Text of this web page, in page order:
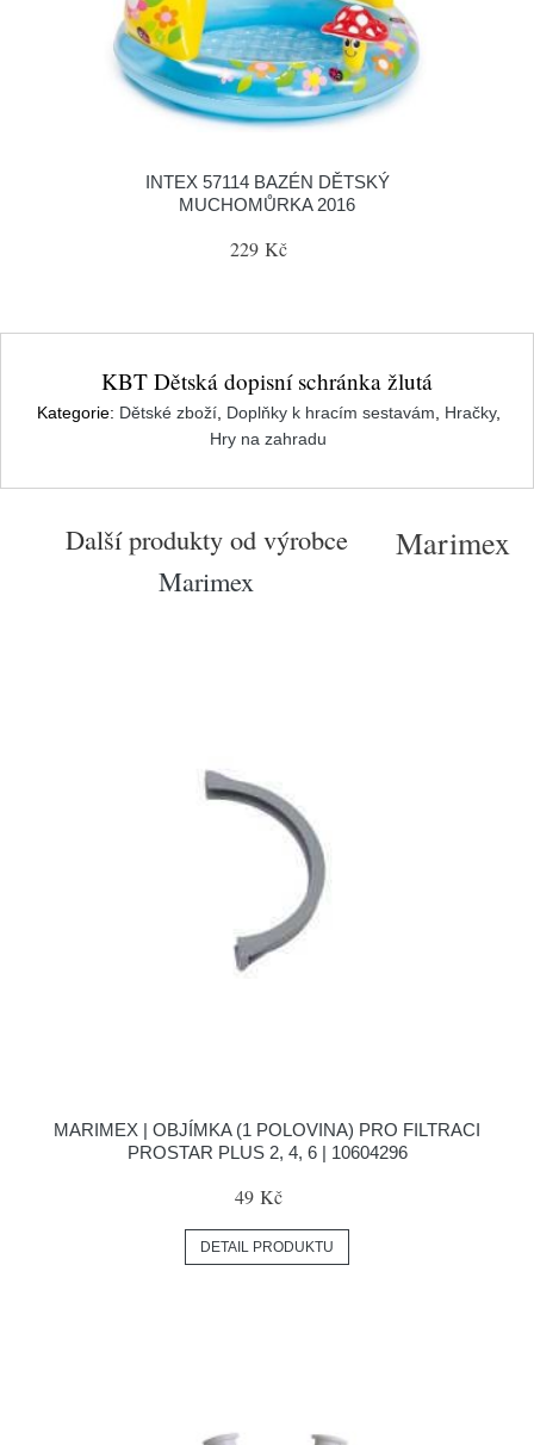
INTEX 57114 BAZÉN DĚTSKÝ
MUCHOMŮRKA 2016
229 Kč
KBT Dětská dopisní schránka žlutá
Kategorie: Dětské zboží, Doplňky k hracím sestavám Hračky,
Hry na zahradu
Další produkty od výrobce
Marimex
Marimex
MARIMEX | OBJÍMKA (1 POLOVINA) PRO FILTRACI
PROSTAR PLUS 2, 4, 6 | 10604296
49 Kč
DETAIL PRODUKTU